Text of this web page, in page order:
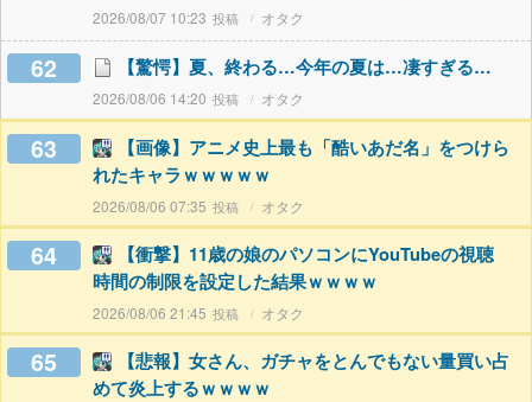
2026/08/07 10:23 オタク
62 【驚愕】夏、終わる…今年の夏は…凄すぎる…
2026/08/06 14:20 オタク
63
【画像】アニメ史上最も「酷いあだ名」をつけら
れたキャラｗｗｗｗｗ
2026/08/06 07:35 オタク
64
【衝撃】11歳の娘のパソコンにYouTubeの視聴
時間の制限を設定した結果ｗｗｗｗ
2026/08/06 21:45 オタク
65
【悲報】女さん、ガチャをとんでもない量買い占
めて炎上するｗｗｗｗ